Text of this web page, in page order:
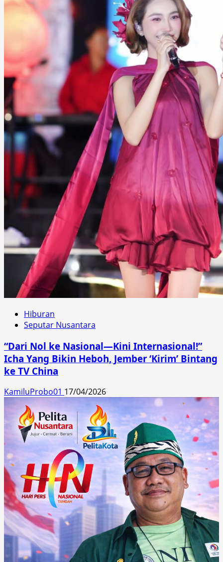
Hiburan
Seputar Nusantara
“Dari Nol ke Nasional—Kini Internasional!”
Icha Yang Bikin Heboh, Jember ‘Kirim’ Bintang
ke TV China
KamiluProbo01 17/04/2026